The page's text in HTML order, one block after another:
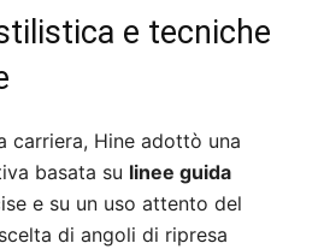
e tecniche
carriera, Hine adottò una
basata su linee guida
e su un uso attento del
di angoli di ripresa